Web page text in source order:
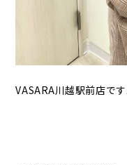
VASARA川越駅前店です